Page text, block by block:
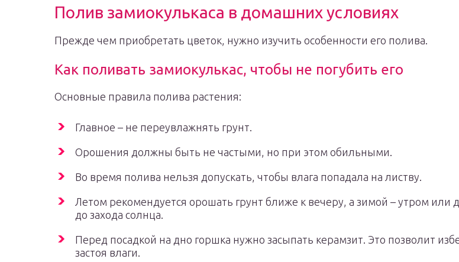
Полив замиокулькаса в домашних условиях
Прежде чем приобретать цветок, нужно изучить особенности его полива.
Как поливать замиокулькас, чтобы не погубить его
Основные правила полива растения:
Главное – не переувлажнять грунт.
Орошения должны быть не частыми, но при этом обильными.
Во время полива нельзя допускать, чтобы влага попадала на листву.
Летом рекомендуется орошать грунт ближе к вечеру, а зимой – утром или
до захода солнца.
Перед посадкой на дно горшка нужно засыпать керамзит. Это позволит
застоя влаги.